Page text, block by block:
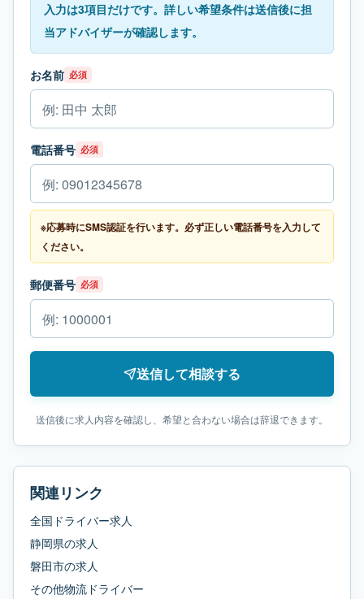
入力は3項目だけです。詳しい希望条件は送信後に担
当アドバイザーが確認します。
お名前 必須
電話番号 必須
※応募時にSMS認証を行います。必ず正しい電話番号を入力して
ください。
郵便番号 必須
送信して相談する
送信後に求人内容を確認し、希望と合わない場合は辞退できます。
関連リンク
全国ドライバー求人
静岡県の求人
磐田市の求人
その他物流ドライバー